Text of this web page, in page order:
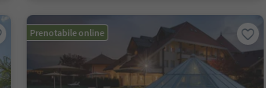
Prenotabile online